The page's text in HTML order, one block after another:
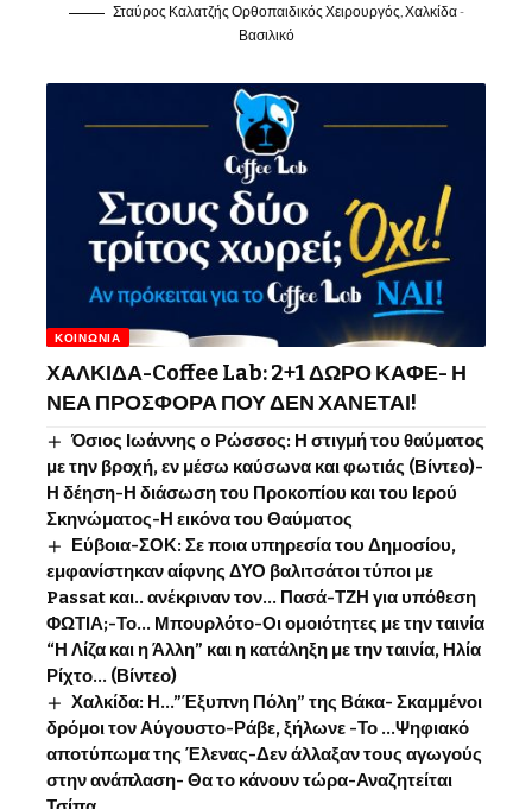
Σταύρος Καλατζής Ορθοπαιδικός Χειρουργός, Χαλκίδα -
Βασιλικό
ΚΟΙΝΩΝΊΑ
ΧΑΛΚΙΔΑ-Coffee Lab: 2+1 ΔΩΡΟ ΚΑΦΕ- Η
ΝΕΑ ΠΡΟΣΦΟΡΑ ΠΟΥ ΔΕΝ ΧΑΝΕΤΑΙ!
Όσιος Ιωάννης o Ρώσσος: Η στιγμή του θαύματος
με την βροχή, εν μέσω καύσωνα και φωτιάς (Βίντεο)-
Η δέηση-Η διάσωση του Προκοπίου και του Ιερού
Σκηνώματος-Η εικόνα του Θαύματος
Εύβοια-ΣΟΚ: Σε ποια υπηρεσία του Δημοσίου,
εμφανίστηκαν αίφνης ΔΥΟ βαλιτσάτοι τύποι με
Passat και.. ανέκριναν τον… Πασά-ΤΖΗ για υπόθεση
ΦΩΤΙΑ;-Το… Μπουρλότο-Οι ομοιότητες με την ταινία
“Η Λίζα και η Άλλη” και η κατάληξη με την ταινία, Ηλία
Ρίχτο… (Βίντεο)
Χαλκίδα: Η…”Έξυπνη Πόλη” της Βάκα- Σκαμμένοι
δρόμοι τον Αύγουστο-Ράβε, ξήλωνε -Το …Ψηφιακό
αποτύπωμα της Έλενας-Δεν άλλαξαν τους αγωγούς
στην ανάπλαση- Θα το κάνουν τώρα-Αναζητείται